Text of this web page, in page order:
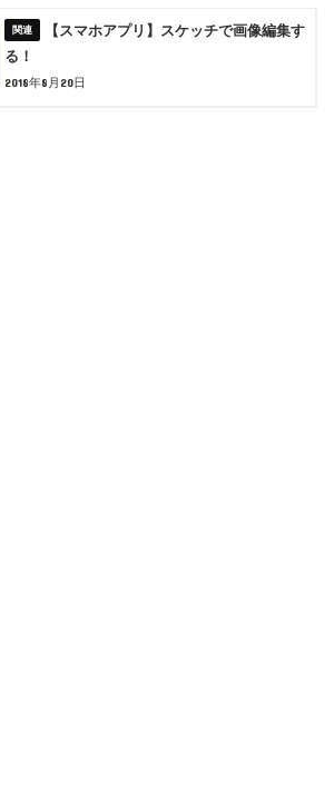
【スマホアプリ】スケッチで画像編集す
る！
2018年8月20日